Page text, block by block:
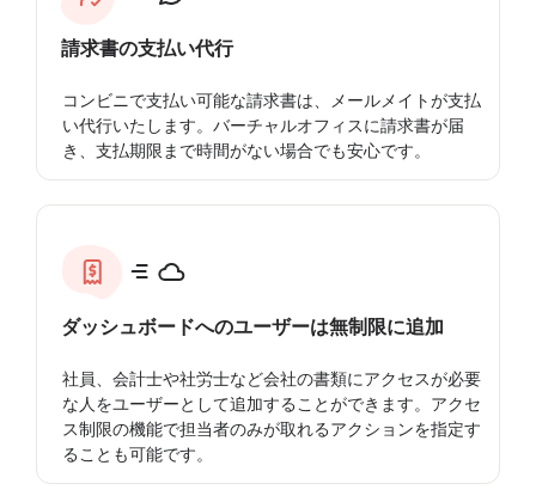
請求書の支払い代行
コンビニで支払い可能な請求書は、メールメイトが支払
い代行いたします。バーチャルオフィスに請求書が届
き、支払期限まで時間がない場合でも安心です。
ダッシュボードへのユーザーは無制限に追加
社員、会計士や社労士など会社の書類にアクセスが必要
な人をユーザーとして追加することができます。アクセ
ス制限の機能で担当者のみが取れるアクションを指定す
ることも可能です。